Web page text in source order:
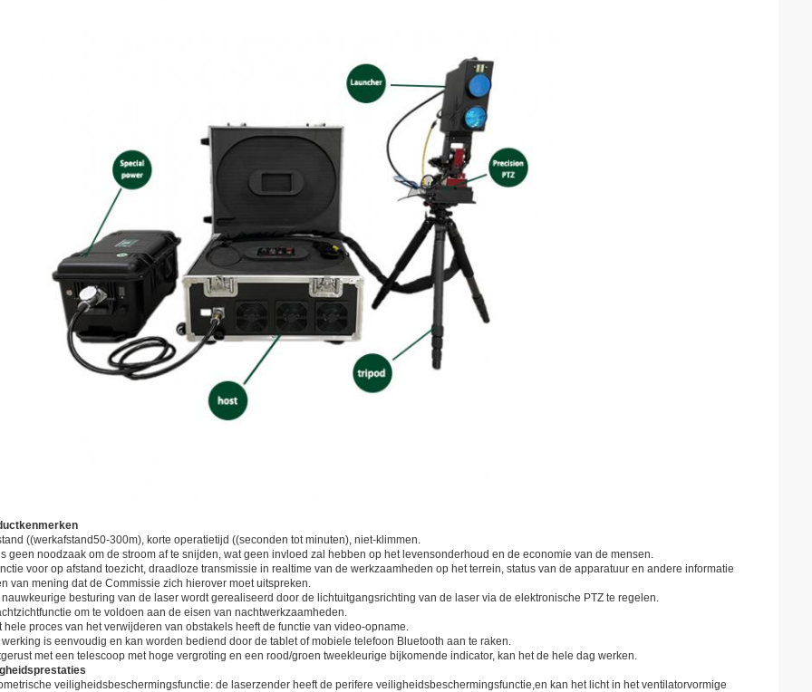
((werkafstand50-300m), korte operatietijd ((seconden tot minuten), niet-klimmen.
geen noodzaak om de stroom af te snijden, wat geen invloed zal hebben op het levensonderhoud en de economie van de mensen.
voor op afstand toezicht, draadloze transmissie in realtime van de werkzaamheden op het terrein, status van de apparatuur en andere informatie
van mening dat de Commissie zich hierover moet uitspreken.
besturing van de laser wordt gerealiseerd door de lichtuitgangsrichting van de laser via de elektronische PTZ te regelen.
om te voldoen aan de eisen van nachtwerkzaamheden.
hele proces van het verwijderen van obstakels heeft de functie van video-opname.
is eenvoudig en kan worden bediend door de tablet of mobiele telefoon Bluetooth aan te raken.
met een telescoop met hoge vergroting en een rood/groen tweekleurige bijkomende indicator, kan het de hele dag werken.
veiligheidsbeschermingsfunctie: de laserzender heeft de perifere veiligheidsbeschermingsfunctie,en kan het licht in het ventilatorvormige